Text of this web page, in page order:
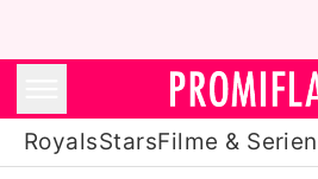
RoyalsStarsFilme & Serien